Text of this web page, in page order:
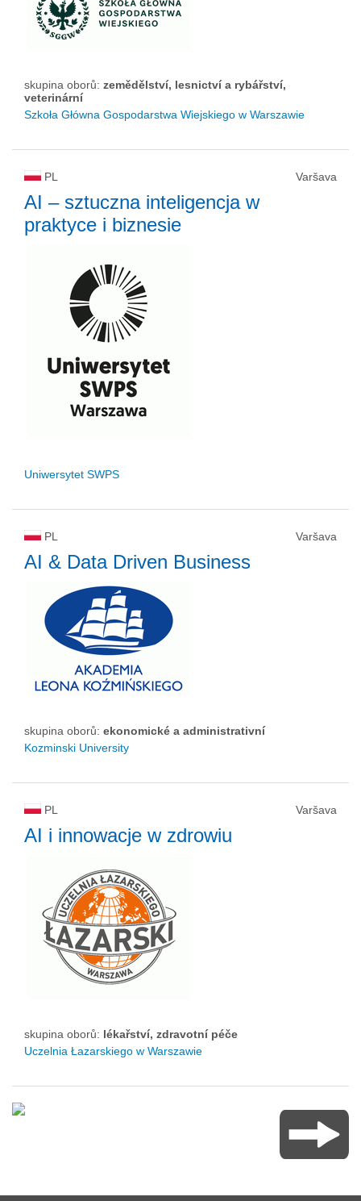
skupina oborů: zemědělství, lesnictví a rybářství,
veterinární
Szkoła Główna Gospodarstwa Wiejskiego w Warszawie
PL Varšava
AI – sztuczna inteligencja w
praktyce i biznesie
Uniwersytet SWPS
PL Varšava
AI & Data Driven Business
skupina oborů: ekonomické a administrativní
Kozminski University
PL Varšava
AI i innowacje w zdrowiu
skupina oborů: lékařství, zdravotní péče
Uczelnia Łazarskiego w Warszawie